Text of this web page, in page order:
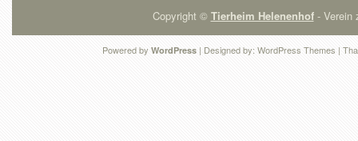
Copyright © Tierheim Helenenhof- Verein
Powered by WordPress | Designed by: WordPress Themes |